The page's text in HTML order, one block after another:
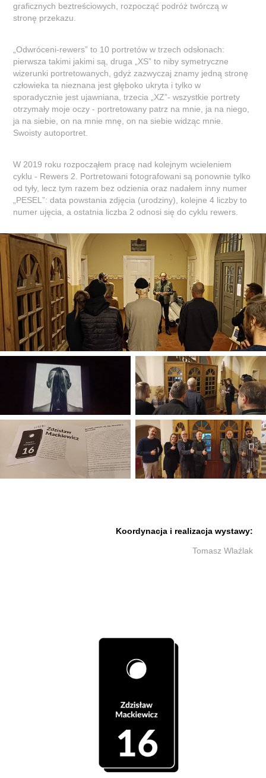
graficznych beztreściowych, rozpocząć podróż twórczą w
stronę przekazu.
„Odwróceni-rewers” to 10 portretów w trzech odsłonach:
pierwsza takimi jakimi są, druga „XS” to niby symetryczne
wizerunki portretowanych, gdyż zazwyczaj znamy jedną stronę
człowieka ta nieznana jest głęboko ukryta i tylko w
sporadycznie jest ujawniana, trzecia „XZ”- wszystkie portrety
otrzymały moje oczy - portretowany patrz na mnie, ja na niego,
ja na siebie, on na mnie mnę, on na siebie widząc mnie.
Swoisty autoportret.
W 2019 roku rozpocząłem pracę nad kolejnym wcieleniem
cyklu - Rewers 2. Portretowani fotografowani są ponownie tylko
od tyły, lecz tym razem bez odzienia oraz nadałem inny numer
„PESEL”: data powstania zdjęcia (urodziny), kolejne 4 liczby to
numer ujęcia, a ostatnia liczba 2 odnosi się do cyklu rewers.
Koordynacja i realizacja wystawy:
Tomasz Wlaźlak